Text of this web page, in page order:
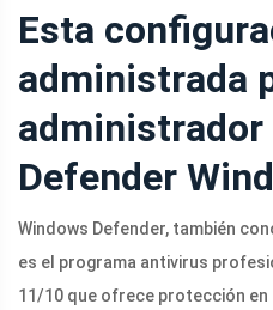
Esta
administrada
administrador
Defender
Windows Defender, también
es el programa antivirus
11/10 que ofrece protección